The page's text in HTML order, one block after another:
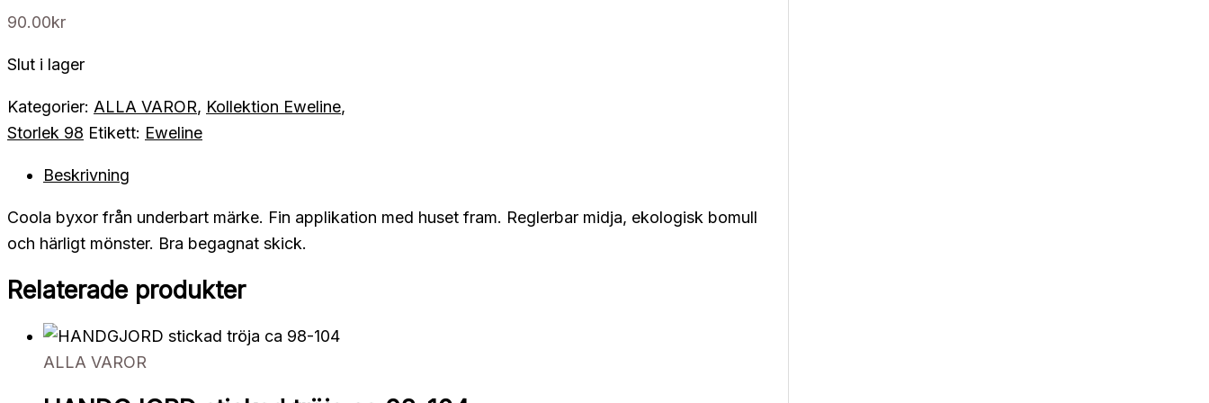
90.00kr
Slut i lager
Kategorier: ALLA VAROR, Kollektion Eweline,
Storlek 98 Etikett: Eweline
Beskrivning
Coola byxor från underbart märke. Fin applikation med huset fram. Reglerbar midja, ekologisk bomull
och härligt mönster. Bra begagnat skick.
Relaterade produkter
ALLA VAROR